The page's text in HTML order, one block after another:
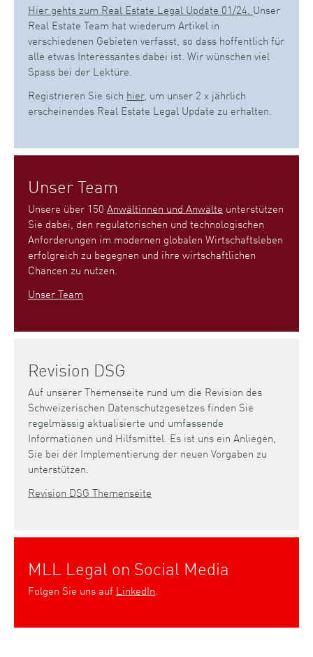
Hier gehts zum Real Estate Legal Update 01/24. Unser
Real Estate Team hat wiederum Artikel in
verschiedenen Gebieten verfasst, so dass hoffentlich für
alle etwas Interessantes dabei ist. Wir wünschen viel
Spass bei der Lektüre.
Registrieren Sie sich hier, um unser 2 x jährlich
erscheinendes Real Estate Legal Update zu erhalten.
Unser Team
Unsere über 150 Anwältinnen und Anwälte unterstützen
Sie dabei, den regulatorischen und technologischen
Anforderungen im modernen globalen Wirtschaftsleben
erfolgreich zu begegnen und ihre wirtschaftlichen
Chancen zu nutzen.
Unser Team
Revision DSG
Auf unserer Themenseite rund um die Revision des
Schweizerischen Datenschutzgesetzes finden Sie
regelmässig aktualisierte und umfassende
Informationen und Hilfsmittel. Es ist uns ein Anliegen,
Sie bei der Implementierung der neuen Vorgaben zu
unterstützen.
Revision DSG Themenseite
MLL Legal on Social Media
Folgen Sie uns auf LinkedIn